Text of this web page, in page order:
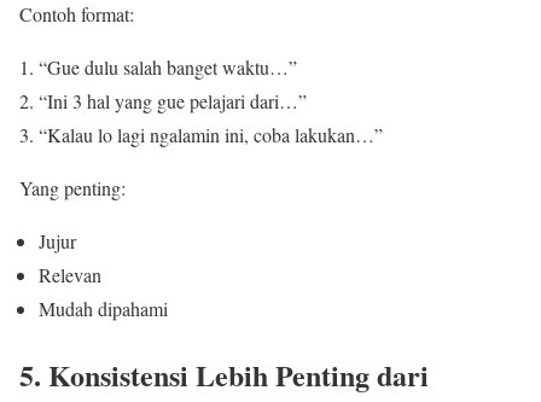
Contoh format:
“Gue dulu salah banget waktu…”
“Ini 3 hal yang gue pelajari dari…”
“Kalau lo lagi ngalamin ini, coba lakukan…”
Yang penting:
Jujur
Relevan
Mudah dipahami
5. Konsistensi Lebih Penting dari